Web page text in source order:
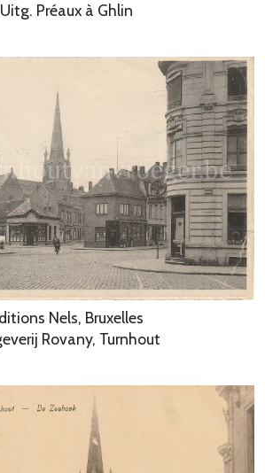
Uitg. Préaux à Ghlin
Nels, Bruxelles
Rovany, Turnhout